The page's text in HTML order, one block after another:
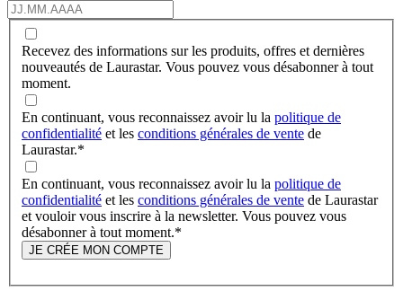
Recevez des informations sur les produits, offres et dernières
nouveautés de Laurastar. Vous pouvez vous désabonner à tout
moment.
En continuant, vous reconnaissez avoir lu la politique de
confidentialité et les conditions générales de vente de
Laurastar.*
En continuant, vous reconnaissez avoir lu la politique de
confidentialité et les conditions générales de vente de Laurastar
et vouloir vous inscrire à la newsletter. Vous pouvez vous
désabonner à tout moment.*
JE CRÉE MON COMPTE